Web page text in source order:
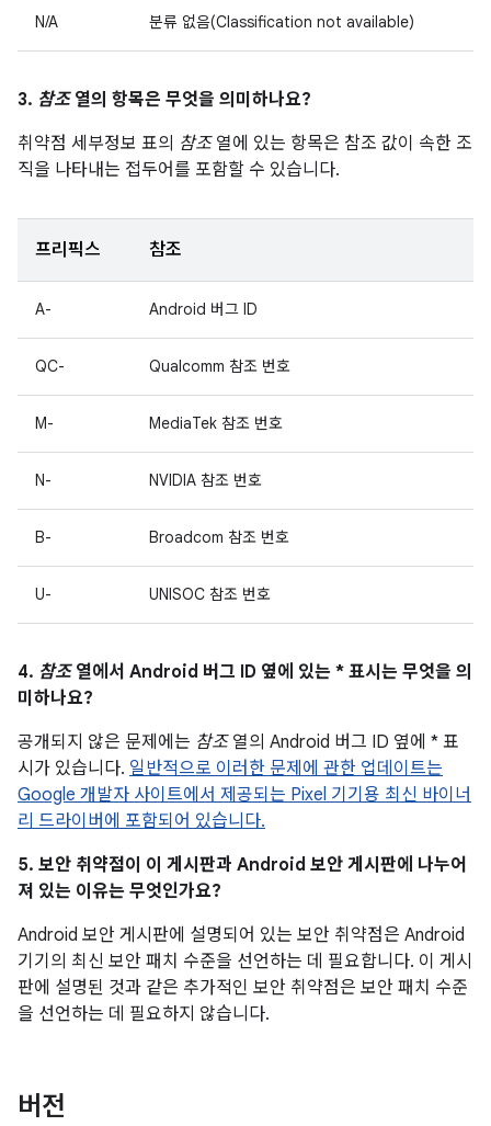
N/A 분류 없음(Classification not available)
3. 참조열의 항목은 무엇을 의미하나요?
취약점 세부정보 표의 참조열에 있는 항목은 참조 값이 속한 조
직을 나타내는 접두어를 포함할 수 있습니다.
프리픽스 참조
A- Android 버그 ID
QC- Qualcomm 참조 번호
M- MediaTek 참조 번호
N- NVIDIA 참조 번호
B- Broadcom 참조 번호
U- UNISOC 참조 번호
4. 참조열에서 Android 버그 ID 옆에 있는 * 표시는 무엇을 의
미하나요?
공개되지 않은 문제에는 참조열의 Android 버그 ID 옆에 * 표
시가 있습니다. 일반적으로 이러한 문제에 관한 업데이트는
Google 개발자 사이트에서 제공되는 Pixel 기기용 최신 바이너
리 드라이버에 포함되어 있습니다.
5. 보안 취약점이 이 게시판과 Android 보안 게시판에 나누어
져 있는 이유는 무엇인가요?
Android 보안 게시판에 설명되어 있는 보안 취약점은 Android
기기의 최신 보안 패치 수준을 선언하는 데 필요합니다. 이 게시
판에 설명된 것과 같은 추가적인 보안 취약점은 보안 패치 수준
을 선언하는 데 필요하지 않습니다.
버전